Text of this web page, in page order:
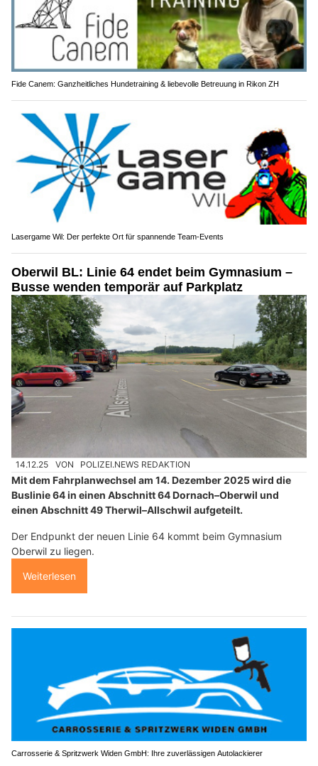
Fide Canem: Ganzheitliches Hundetraining & liebevolle Betreuung in Rikon ZH
Lasergame Wil: Der perfekte Ort für spannende Team-Events
Oberwil BL: Linie 64 endet beim Gymnasium –
Busse wenden temporär auf Parkplatz
14.12.25 VON POLIZEI.NEWS REDAKTION
Mit dem Fahrplanwechsel am 14. Dezember 2025 wird die
Buslinie 64 in einen Abschnitt 64 Dornach–Oberwil und
einen Abschnitt 49 Therwil–Allschwil aufgeteilt.
Der Endpunkt der neuen Linie 64 kommt beim Gymnasium
Oberwil zu liegen.
Weiterlesen
Carrosserie & Spritzwerk Widen GmbH: Ihre zuverlässigen Autolackierer